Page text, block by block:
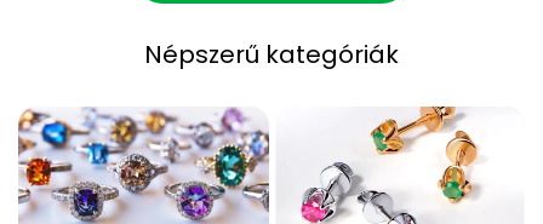
Népszerű kategóriák